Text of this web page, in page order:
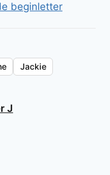
beginletter
Jackie
J